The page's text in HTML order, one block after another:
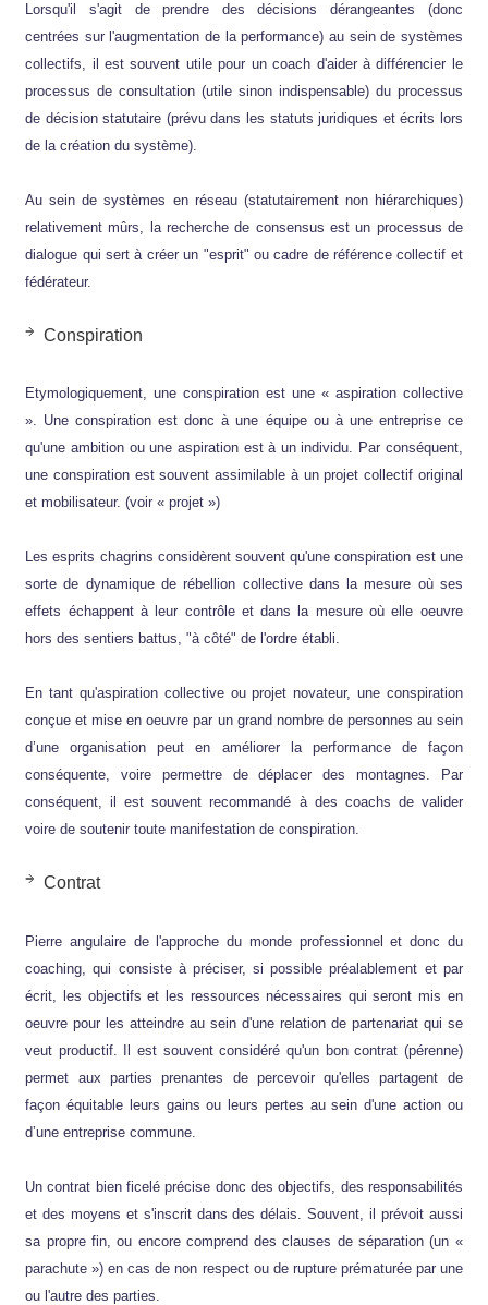
Lorsqu'il s'agit de prendre des décisions dérangeantes (donc
centrées sur l'augmentation de la performance) au sein de systèmes
collectifs, il est souvent utile pour un coach d'aider à différencier le
processus de consultation (utile sinon indispensable) du processus
de décision statutaire (prévu dans les statuts juridiques et écrits lors
de la création du système).
Au sein de systèmes en réseau (statutairement non hiérarchiques)
relativement mûrs, la recherche de consensus est un processus de
dialogue qui sert à créer un "esprit" ou cadre de référence collectif et
fédérateur.
Conspiration
Etymologiquement, une conspiration est une « aspiration collective
». Une conspiration est donc à une équipe ou à une entreprise ce
qu'une ambition ou une aspiration est à un individu. Par conséquent,
une conspiration est souvent assimilable à un projet collectif original
et mobilisateur. (voir « projet »)
Les esprits chagrins considèrent souvent qu'une conspiration est une
sorte de dynamique de rébellion collective dans la mesure où ses
effets échappent à leur contrôle et dans la mesure où elle oeuvre
hors des sentiers battus, "à côté" de l'ordre établi.
En tant qu'aspiration collective ou projet novateur, une conspiration
conçue et mise en oeuvre par un grand nombre de personnes au sein
d’une organisation peut en améliorer la performance de façon
conséquente, voire permettre de déplacer des montagnes. Par
conséquent, il est souvent recommandé à des coachs de valider
voire de soutenir toute manifestation de conspiration.
Contrat
Pierre angulaire de l'approche du monde professionnel et donc du
coaching, qui consiste à préciser, si possible préalablement et par
écrit, les objectifs et les ressources nécessaires qui seront mis en
oeuvre pour les atteindre au sein d'une relation de partenariat qui se
veut productif. Il est souvent considéré qu'un bon contrat (pérenne)
permet aux parties prenantes de percevoir qu'elles partagent de
façon équitable leurs gains ou leurs pertes au sein d'une action ou
d’une entreprise commune.
Un contrat bien ficelé précise donc des objectifs, des responsabilités
et des moyens et s'inscrit dans des délais. Souvent, il prévoit aussi
sa propre fin, ou encore comprend des clauses de séparation (un «
parachute ») en cas de non respect ou de rupture prématurée par une
ou l'autre des parties.